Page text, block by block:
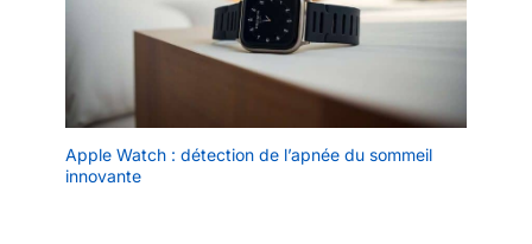
Apple Watch : détection de l’apnée du sommeil
innovante